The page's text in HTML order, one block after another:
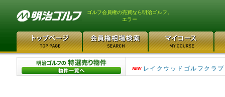
ゴルフ会員権の売買なら明治ゴルフ。
エラー
茨城ゴルフ倶楽部 1050万
レイクウッドゴルフクラ